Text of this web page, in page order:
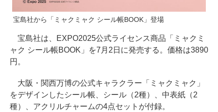
宝島社から「ミャクミャク シール帳BOOK」登場
宝島社は、EXPO2025公式ライセンス商品「ミャクミ
ャク シール帳BOOK」を7月2日に発売する。価格は3890
円。
大阪・関西万博の公式キャラクラー「ミャクミャク」
をデザインしたシール帳、シール（2種）、中表紙（2
種）、アクリルチャームの4点セットが付録。